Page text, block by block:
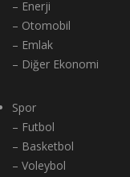
– Enerji
– Otomobil
– Emlak
– Diğer Ekonomi
Spor
– Futbol
– Basketbol
– Voleybol